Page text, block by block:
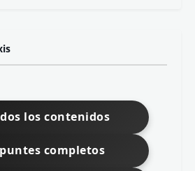
los contenidos
completos